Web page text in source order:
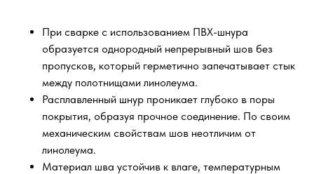
При сварке с использованием ПВХ-шнура
образуется однородный непрерывный шов без
пропусков, который герметично запечатывает стык
между полотнищами линолеума.
Расплавленный шнур проникает глубоко в поры
покрытия, образуя прочное соединение. По своим
механическим свойствам шов неотличим от
линолеума.
Материал шва устойчив к влаге, температурным